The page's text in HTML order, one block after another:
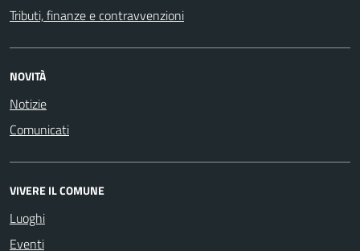
Tributi, finanze e contravvenzioni
NOVITÀ
Notizie
Comunicati
VIVERE IL COMUNE
Luoghi
Eventi